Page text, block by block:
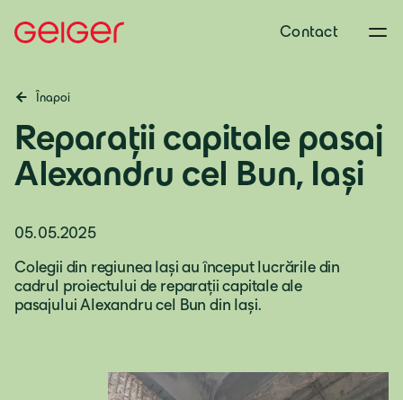
Contact
Înapoi
Reparații capitale pasaj
Alexandru cel Bun, Iași
05.05.2025
Colegii din regiunea Iași au început lucrările din
cadrul proiectului de reparații capitale ale
pasajului Alexandru cel Bun din Iași.